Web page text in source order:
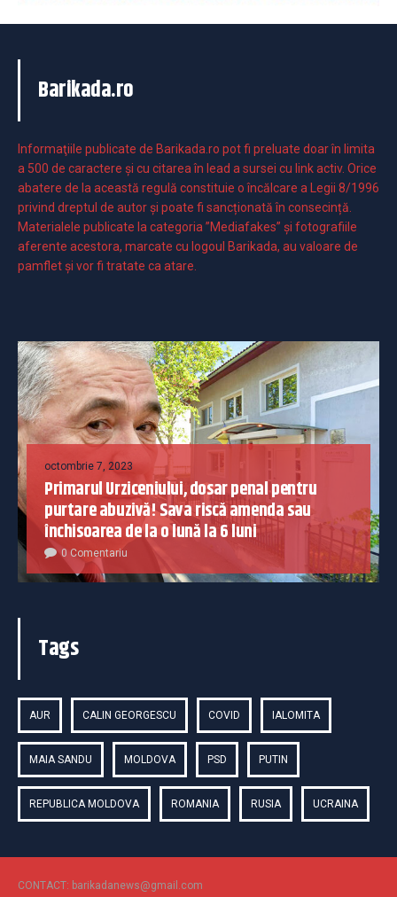
Barikada.ro
Informaţiile publicate de Barikada.ro pot fi preluate doar în limita
a 500 de caractere şi cu citarea în lead a sursei cu link activ. Orice
abatere de la această regulă constituie o încălcare a Legii 8/1996
privind dreptul de autor și poate fi sancționată în consecință.
Materialele publicate la categoria ”Mediafakes” și fotografiile
aferente acestora, marcate cu logoul Barikada, au valoare de
pamflet și vor fi tratate ca atare.
octombrie 7, 2023
Primarul Urziceniului, dosar penal pentru
purtare abuzivă! Sava riscă amenda sau
închisoarea de la o lună la 6 luni
0 Comentariu
Tags
AUR CALIN GEORGESCU COVID IALOMITA
MAIA SANDU MOLDOVA PSD PUTIN
REPUBLICA MOLDOVA ROMANIA RUSIA UCRAINA
CONTACT: barikadanews@gmail.com